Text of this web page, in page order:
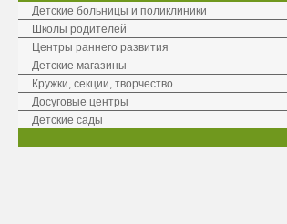
Детские больницы и поликлиники
Школы родителей
Центры раннего развития
Детские магазины
Кружки, секции, творчество
Досуговые центры
Детские сады